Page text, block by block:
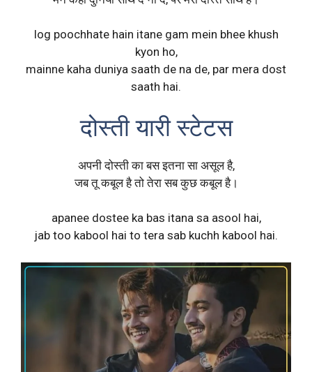
log poochhate hain itane gam mein bhee khush
kyon ho,
mainne kaha duniya saath de na de, par mera dost
saath hai.
दोस्ती यारी स्टेटस
अपनी दोस्ती का बस इतना सा असूल है,
जब तू कबूल है तो तेरा सब कुछ कबूल है।
apanee dostee ka bas itana sa asool hai,
jab too kabool hai to tera sab kuchh kabool hai.